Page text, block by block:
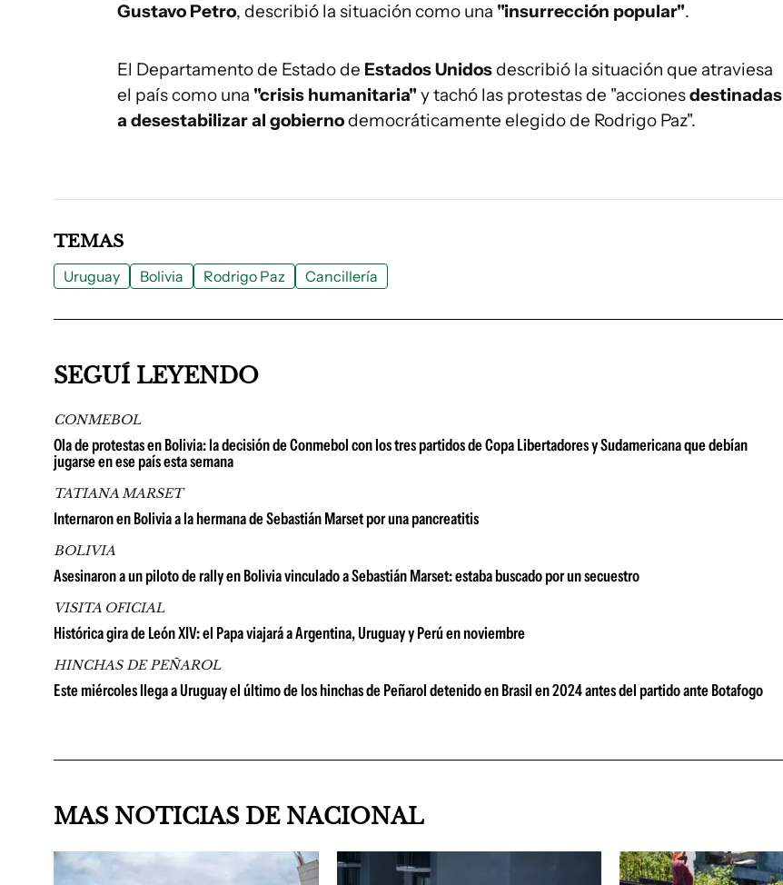
Gustavo Petro, describió la situación como una "insurrección popular".
El Departamento de Estado de Estados Unidosdescribió la situación que atraviesa
el país como una "crisis humanitaria"y tachó las protestas de "accionesdestinadas
a desestabilizar al gobiernodemocráticamente elegido de Rodrigo Paz".
TEMAS
Uruguay Bolivia Rodrigo Paz Cancillería
SEGUÍ LEYENDO
CONMEBOL
Ola de protestas en Bolivia: la decisión de Conmebol con los tres partidos de Copa Libertadores y Sudamericana que debían
jugarse en ese país esta semana
TATIANA MARSET
Internaron en Bolivia a la hermana de Sebastián Marset por una pancreatitis
BOLIVIA
Asesinaron a un piloto de rally en Bolivia vinculado a Sebastián Marset: estaba buscado por un secuestro
VISITA OFICIAL
Histórica gira de León XIV: el Papa viajará a Argentina, Uruguay y Perú en noviembre
HINCHAS DE PEÑAROL
Este miércoles llega a Uruguay el último de los hinchas de Peñarol detenido en Brasil en 2024 antes del partido ante Botafogo
MAS NOTICIAS DE NACIONAL